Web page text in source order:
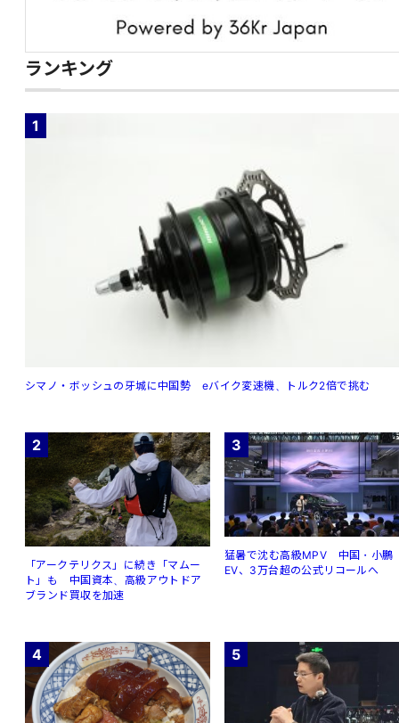
ランキング
1
シマノ・ボッシュの牙城に中国勢 eバイク変速機、トルク2倍で挑む
2
「アークテリクス」に続き「マムー
ト」も 中国資本、高級アウトドア
ブランド買収を加速
3
猛暑で沈む高級MPV 中国・小鵬
EV、3万台超の公式リコールへ
4 5